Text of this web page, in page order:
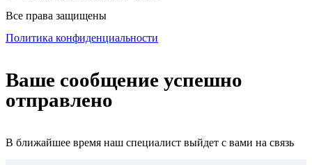
Все права защищены
Политика конфиденциальности
Ваше сообщение успешно
отправлено
В ближайшее время наш специалист выйдет с вами на связь